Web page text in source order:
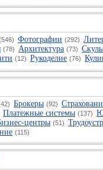
Фотографии (292)
(78) Архитектура (73)
(12) Рукоделие (76)
Брокеры (92)
Платежные системы (137)
центры (51)
(115)